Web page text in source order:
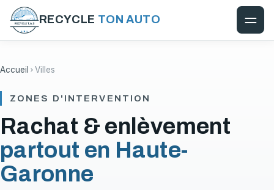
RECYCLE TON AUTO
Accueil Villes
ZONES D'INTERVENTION
Rachat & enlèvement
partout en Haute-
Garonne